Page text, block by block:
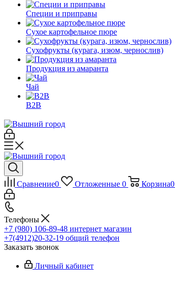
Специи и приправы
Сухое картофельное пюре
Сухофрукты (курага, изюм, чернослив)
Продукция из амаранта
Чай
B2B
Сравнение0 Отложенные 0 Корзина0
Телефоны
+7 (980) 106-89-48 интернет магазин
+7(4912)20-32-19 общий телефон
Заказать звонок
Личный кабинет